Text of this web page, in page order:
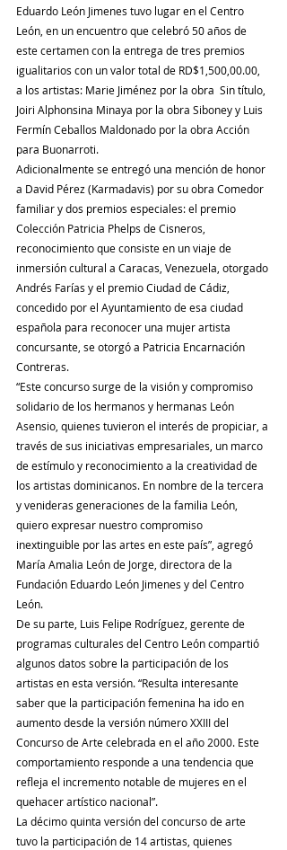
Eduardo León Jimenes tuvo lugar en el Centro
León, en un encuentro que celebró 50 años de
este certamen con la entrega de tres premios
igualitarios con un valor total de RD$1,500,00.00,
a los artistas: Marie Jiménez por la obra  Sin título,
Joiri Alphonsina Minaya por la obra Siboney y Luis
Fermín Ceballos Maldonado por la obra Acción
para Buonarroti.
Adicionalmente se entregó una mención de honor
a David Pérez (Karmadavis) por su obra Comedor
familiar y dos premios especiales: el premio
Colección Patricia Phelps de Cisneros,
reconocimiento que consiste en un viaje de
inmersión cultural a Caracas, Venezuela, otorgado
Andrés Farías y el premio Ciudad de Cádiz,
concedido por el Ayuntamiento de esa ciudad
española para reconocer una mujer artista
concursante, se otorgó a Patricia Encarnación
Contreras.
“Este concurso surge de la visión y compromiso
solidario de los hermanos y hermanas León
Asensio, quienes tuvieron el interés de propiciar, a
través de sus iniciativas empresariales, un marco
de estímulo y reconocimiento a la creatividad de
los artistas dominicanos. En nombre de la tercera
y venideras generaciones de la familia León,
quiero expresar nuestro compromiso
inextinguible por las artes en este país”, agregó
María Amalia León de Jorge, directora de la
Fundación Eduardo León Jimenes y del Centro
León.
De su parte, Luis Felipe Rodríguez, gerente de
programas culturales del Centro León compartió
algunos datos sobre la participación de los
artistas en esta versión. “Resulta interesante
saber que la participación femenina ha ido en
aumento desde la versión número XXIII del
Concurso de Arte celebrada en el año 2000. Este
comportamiento responde a una tendencia que
refleja el incremento notable de mujeres en el
quehacer artístico nacional”.
La décimo quinta versión del concurso de arte
tuvo la participación de 14 artistas, quienes